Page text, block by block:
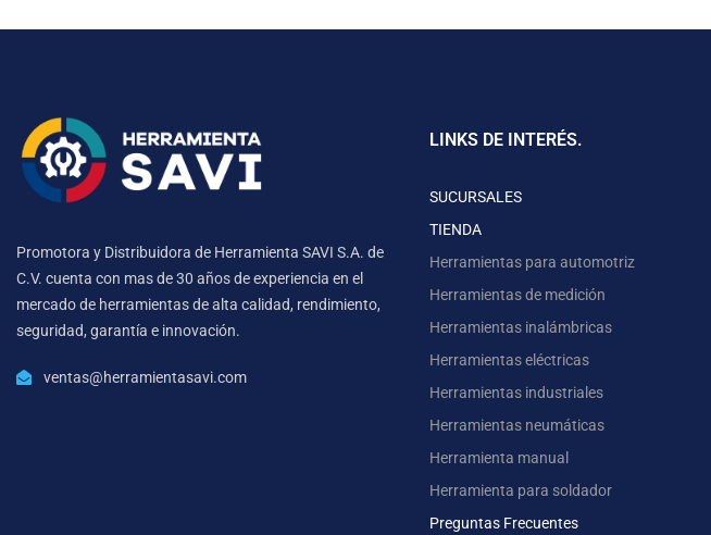
Promotora y Distribuidora de Herramienta SAVI S.A. de
C.V. cuenta con mas de 30 años de experiencia en el
mercado de herramientas de alta calidad, rendimiento,
seguridad, garantía e innovación.
ventas@herramientasavi.com
LINKS DE INTERÉS.
SUCURSALES
TIENDA
Herramientas para automotriz
Herramientas de medición
Herramientas inalámbricas
Herramientas eléctricas
Herramientas industriales
Herramientas neumáticas
Herramienta manual
Herramienta para soldador
Preguntas Frecuentes